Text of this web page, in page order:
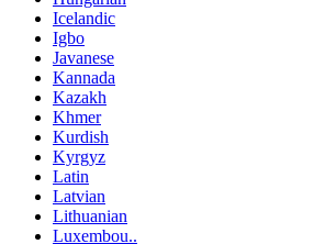
Icelandic
Igbo
Javanese
Kannada
Kazakh
Khmer
Kurdish
Kyrgyz
Latin
Latvian
Lithuanian
Luxembou..